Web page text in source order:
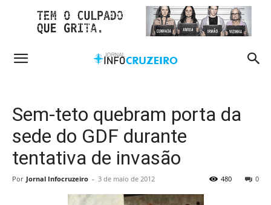
Sem-teto quebram porta da
sede do GDF durante
tentativa de invasão
Por Jornal Infocruzeiro - 3 de maio de 2012 0
480